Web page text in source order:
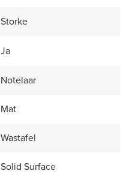
Storke
Ja
Notelaar
Mat
Wastafel
Solid Surface